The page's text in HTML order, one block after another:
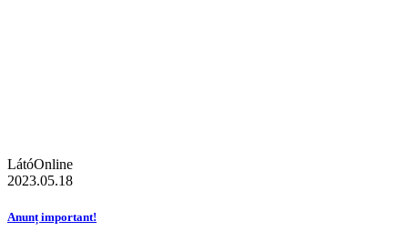
LátóOnline
2023.05.18
Anunț important!